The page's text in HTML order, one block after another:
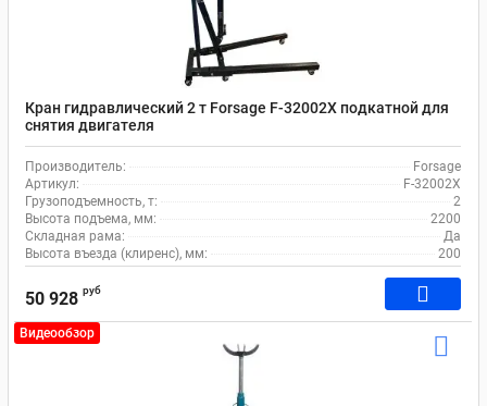
Кран гидравлический 2 т Forsage F-32002X подкатной для
снятия двигателя
Производитель:
Forsage
Артикул:
F-32002X
Грузоподъемность, т:
2
Высота подъема, мм:
2200
Складная рама:
Да
Высота въезда (клиренс), мм:
200
50 928 руб
Видеообзор